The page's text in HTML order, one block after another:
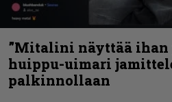
”Mitalini näyttää ihan
huippu-uimari
palkinnollaan